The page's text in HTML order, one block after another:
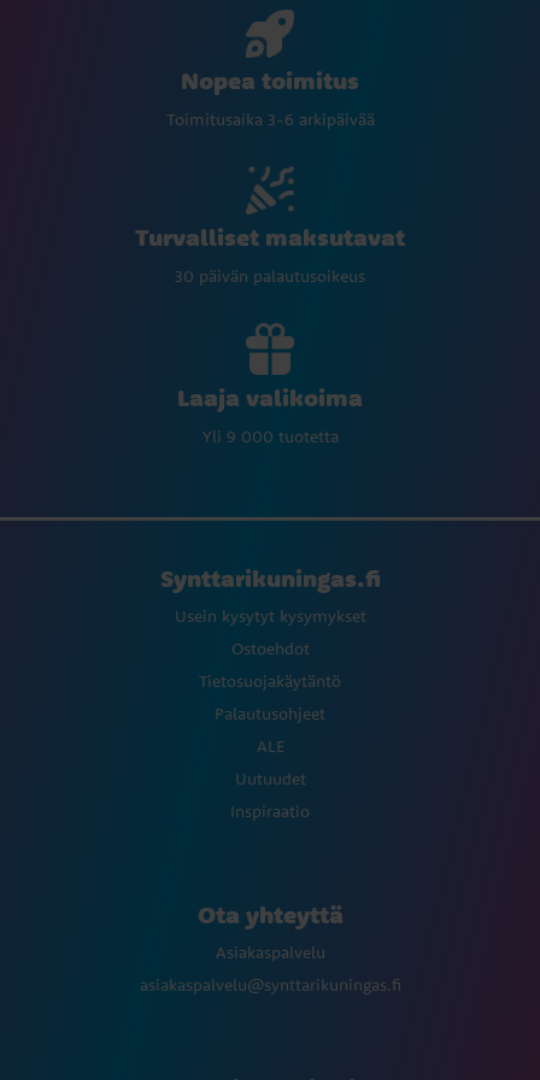
Nopea toimitus
Toimitusaika 3-6 arkipäivää
Turvalliset maksutavat
30 päivän palautusoikeus
Laaja valikoima
Yli 9 000 tuotetta
Synttarikuningas.fi
Usein kysytyt kysymykset
Ostoehdot
Tietosuojakäytäntö
Palautusohjeet
ALE
Uutuudet
Inspiraatio
Ota yhteyttä
Asiakaspalvelu
asiakaspalvelu@synttarikuningas.fi